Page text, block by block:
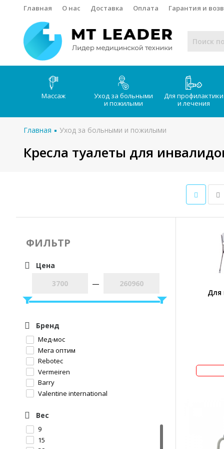
Главная О нас Доставка Оплата Гарантия и
Массаж
Уход за больными
и пожилыми
Для профилактики
и лечения
Главная Уход за больными и пожилыми
Кресла туалеты для
ФИЛЬТР
Цена
—
Бренд
Мед-мос
Мега оптим
Rebotec
Vermeiren
Barry
Valentine international
Вес
9
15
Для